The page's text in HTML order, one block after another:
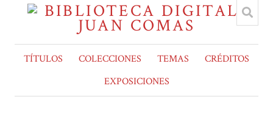
TÍTULOS COLECCIONES TEMAS
CRÉDITOS
EXPOSICIONES